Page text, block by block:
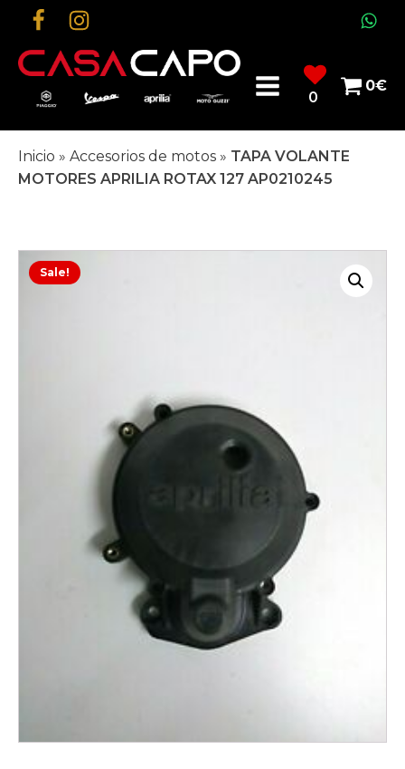
0
0€
Inicio » Accesorios de motos » TAPA VOLANTE
MOTORES APRILIA ROTAX 127 AP0210245
Sale!